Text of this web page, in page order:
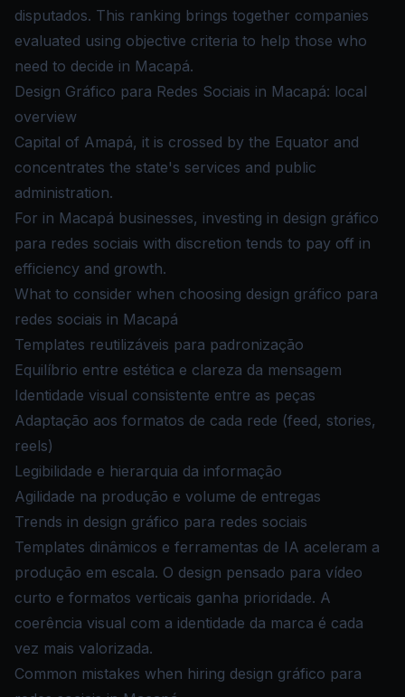
disputados. This ranking brings together companies
evaluated using objective criteria to help those who
need to decide in Macapá.
Design Gráfico para Redes Sociais in Macapá: local
overview
Capital of Amapá, it is crossed by the Equator and
concentrates the state's services and public
administration.
For in Macapá businesses, investing in design gráfico
para redes sociais with discretion tends to pay off in
efficiency and growth.
What to consider when choosing design gráfico para
redes sociais in Macapá
Templates reutilizáveis para padronização
Equilíbrio entre estética e clareza da mensagem
Identidade visual consistente entre as peças
Adaptação aos formatos de cada rede (feed, stories,
reels)
Legibilidade e hierarquia da informação
Agilidade na produção e volume de entregas
Trends in design gráfico para redes sociais
Templates dinâmicos e ferramentas de IA aceleram a
produção em escala. O design pensado para vídeo
curto e formatos verticais ganha prioridade. A
coerência visual com a identidade da marca é cada
vez mais valorizada.
Common mistakes when hiring design gráfico para